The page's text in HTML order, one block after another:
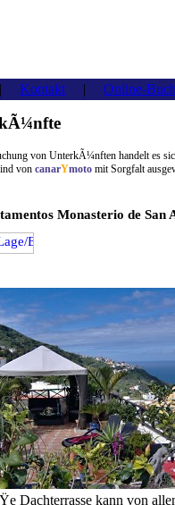
Kontakt | Online-
von UnterkÃ¼nften handelt es
von canarYmoto mit Sorgfalt
Monasterio de San
Dachterrasse kann von